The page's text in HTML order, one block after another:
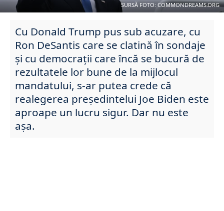
SURSĂ FOTO: COMMONDREAMS.ORG
Cu Donald Trump pus sub acuzare, cu
Ron DeSantis care se clatină în sondaje
și cu democrații care încă se bucură de
rezultatele lor bune de la mijlocul
mandatului, s-ar putea crede că
realegerea președintelui Joe Biden este
aproape un lucru sigur. Dar nu este
așa.